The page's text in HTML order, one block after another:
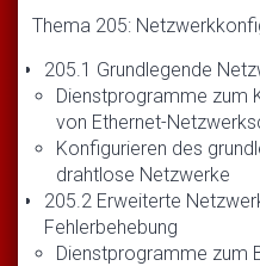
Thema 205:
205.1 Grundlegende
Dienstprogramme zum
von Ethernet-
Konfigurieren des
drahtlose Netzwerke
205.2 Erweiterte
Fehlerbehebung
Dienstprogramme zum